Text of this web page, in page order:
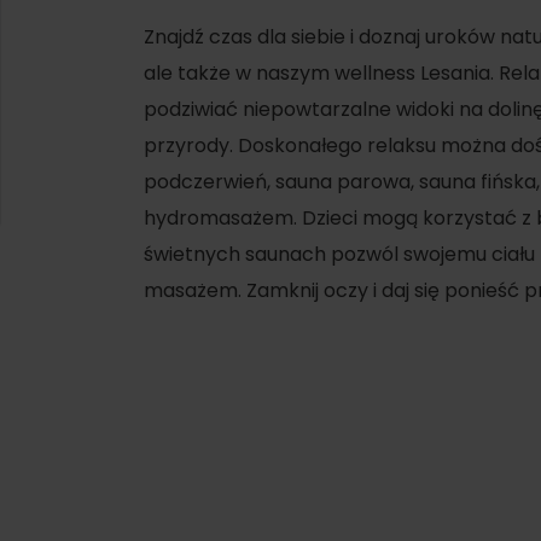
Znajdź czas dla siebie i doznaj uroków
ale także w naszym wellness Lesania.
podziwiać niepowtarzalne widoki na
przyrody. Doskonałego relaksu można
podczerwień, sauna parowa, sauna
hydromasażem. Dzieci mogą korzystać
świetnych saunach pozwól swojemu
masażem. Zamknij oczy i daj się ponieść